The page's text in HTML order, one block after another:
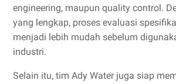
engineering, maupun quality control.
yang lengkap, proses evaluasi
menjadi lebih mudah sebelum
industri.
Selain itu, tim Ady Water juga siap